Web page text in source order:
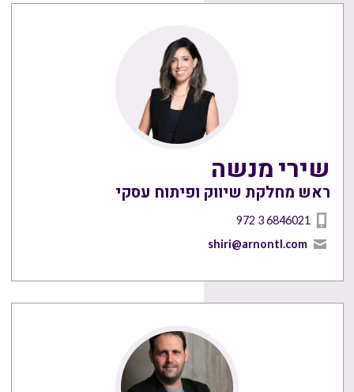
שירי מנשה
ראש מחלקת שיווק ופיתוח עסקי
972 3 6846021
shiri@arnontl.com